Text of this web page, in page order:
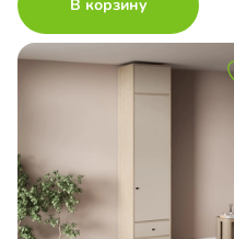
В корзину